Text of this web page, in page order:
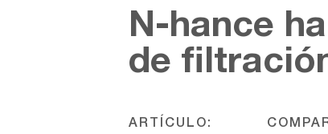
N-hance
de
ARTÍCULO: